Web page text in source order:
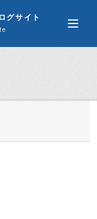
グサイト